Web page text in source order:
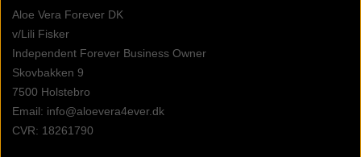
Aloe Vera Forever DK
v/Lili Fisker
Independent Forever Business Owner
Skovbakken 9
7500 Holstebro
Email: info@aloevera4ever.dk
CVR: 18261790